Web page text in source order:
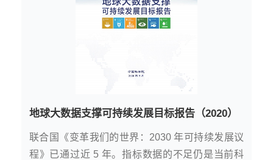
地球大数据支撑可持续发展目标报告（2020）
联合国《变革我们的世界：2030 年可持续发展议
程》已通过近 5 年。指标数据的不足仍是当前科